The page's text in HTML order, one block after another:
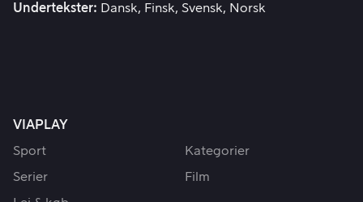
Undertekster
Dansk Finsk Svensk Norsk
VIAPLAY
Sport
Kategorier
Serier
Film